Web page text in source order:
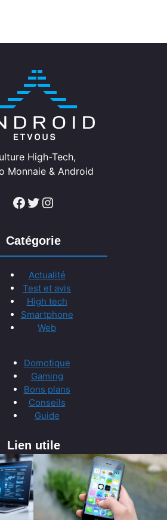
High-Tech,
Monnaie & Android
Facebook Twitter Instagram
Catégorie
Actualité
Test et avis
High tech
Smartphone
Web
Domotique
Gaming
Bons plans
Conseils
Guide
Lien utile